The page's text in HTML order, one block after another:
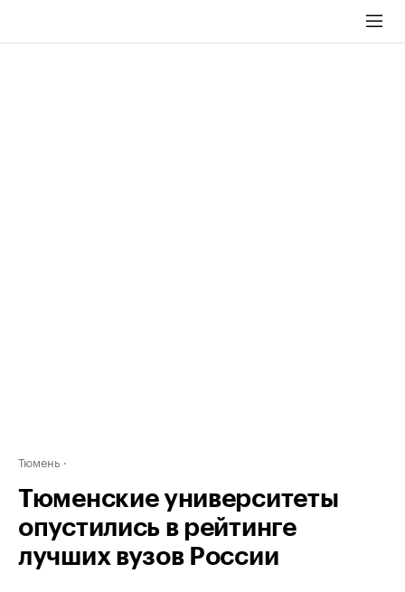
Тюмень
Тюменские университеты
опустились в рейтинге
лучших вузов России